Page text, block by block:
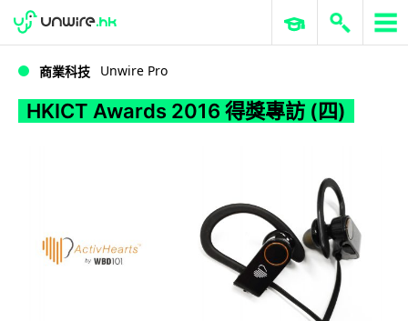
HKICT Awards 2016 得獎專訪 (四)
WWDC 2026 ERP 與商業 AI
商業科技 Unwire Pro
HKICT Awards 2016 得獎專訪 (四)